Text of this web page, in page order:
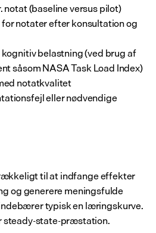
(baseline versus pilot)
notater efter konsultation og
belastning (ved brug af
såsom NASA Task Load Index)
notatkvalitet
eller nødvendige
til at indfange effekter
og generere meningsfulde
typisk en læringskurve.
steady-state-præstation.